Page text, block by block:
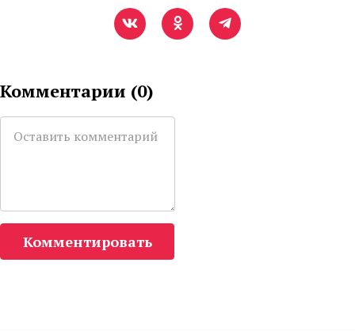
Комментарии (0)
Комментировать